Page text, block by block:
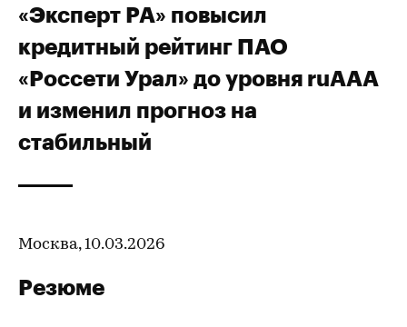
«Эксперт РА» повысил
кредитный рейтинг ПАО
«Россети Урал» до уровня ruAАА
и изменил прогноз на
стабильный
Москва, 10.03.2026
Резюме